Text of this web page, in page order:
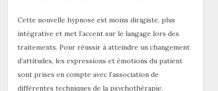
Cette nouvelle hypnose est moins dirigiste, plus
intégrative et met l’accent sur le langage lors des
traitements. Pour réussir à atteindre un changement
d’attitudes, les expressions et émotions du patient
sont prises en compte avec l’association de
différentes techniques de la psychothérapie.